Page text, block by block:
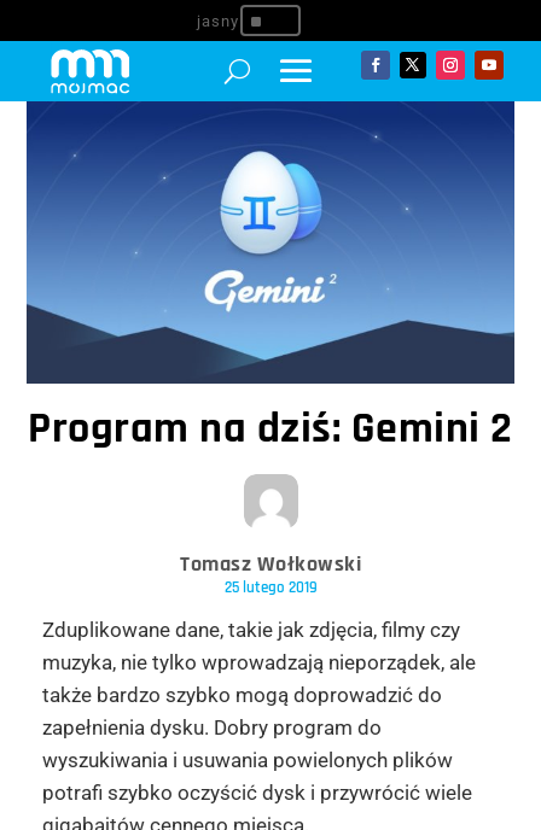
^
Program na dziś: Gemini 2
Tomasz Wołkowski
25 lutego 2019
Zduplikowane dane, takie jak zdjęcia, filmy czy
muzyka, nie tylko wprowadzają nieporządek, ale
także bardzo szybko mogą doprowadzić do
zapełnienia dysku. Dobry program do
wyszukiwania i usuwania powielonych plików
potrafi szybko oczyścić dysk i przywrócić wiele
gigabajtów cennego miejsca.